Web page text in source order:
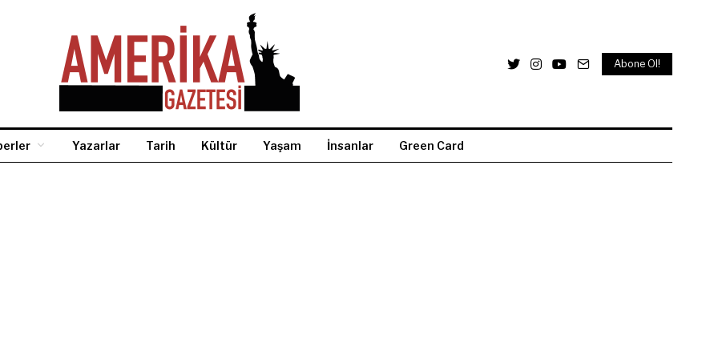
Abone Ol!
Yazarlar Tarih Kültür Yaşam İnsanlar Green Card